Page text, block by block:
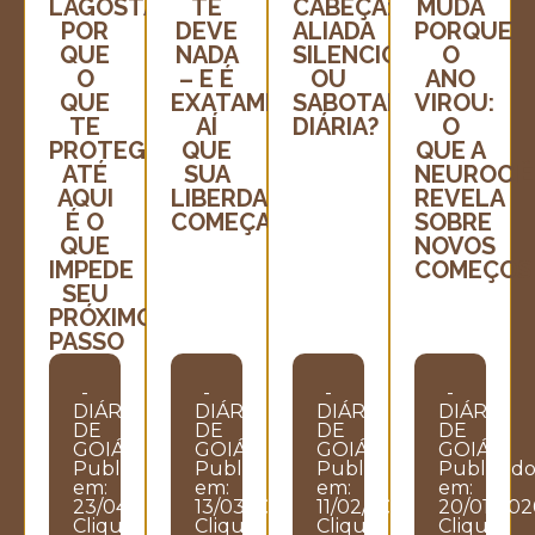
LAGOSTA:
POR
QUE
O
QUE
TE
PROTEGEU
ATÉ
AQUI
É O
QUE
IMPEDE
SEU
PRÓXIMO
PASSO
-
DIÁRIO
DE
GOIÁS
Publicado
em:
23/04/2026
Clique
TE
DEVE
NADA
– E É
EXATAMENTE
AÍ
QUE
SUA
LIBERDADE
COMEÇA
-
DIÁRIO
DE
GOIÁS
Publicado
em:
13/03/2026
Clique
CABEÇA:
ALIADA
SILENCIOSA
OU
SABOTADORA
DIÁRIA?
-
DIÁRIO
DE
GOIÁS
Publicado
em:
11/02/2026
Clique
MUDA
PORQUE
O
ANO
VIROU:
O
QUE A
REVELA
SOBRE
NOVOS
COMEÇOS
-
DIÁRIO
DE
GOIÁS
Publicado
em:
20/01/
Clique